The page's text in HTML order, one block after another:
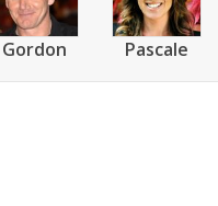
Gordon Pascale